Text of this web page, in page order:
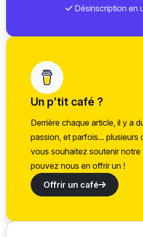
Désinscription en
Un p’tit café ?
Derrière chaque article, il y a
passion, et parfois...
vous souhaitez soutenir notre
pouvez nous en offrir un !
Offrir un café